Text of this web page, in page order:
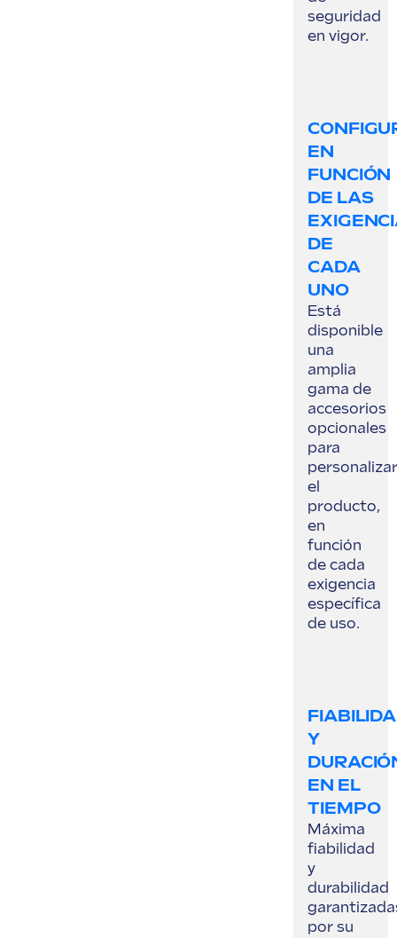
seguridad
en vigor.
EN
FUNCIÓN
DE LAS
DE
CADA
UNO
Está
disponible
una
amplia
gama de
accesorios
opcionales
para
personalizar
el
producto,
en
función
de cada
exigencia
específica
de uso.
Y
EN EL
TIEMPO
Máxima
fiabilidad
y
durabilidad
por su